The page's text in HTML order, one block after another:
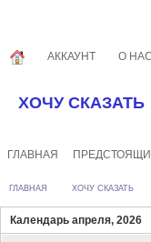
АККАУНТ О НАС
ХОЧУ СКАЗАТЬ
ГЛАВНАЯ
ГЛАВНАЯ ХОЧУ СКАЗАТЬ
Календарь апреля, 2026